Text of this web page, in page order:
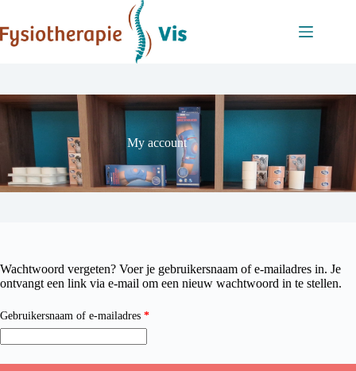
de
inhoud
My account
Wachtwoord vergeten? Voer je gebruikersnaam of e-mailadres in. Je
ontvangt een link via e-mail om een nieuw wachtwoord in te stellen.
Gebruikersnaam of e-mailadres *Vereist